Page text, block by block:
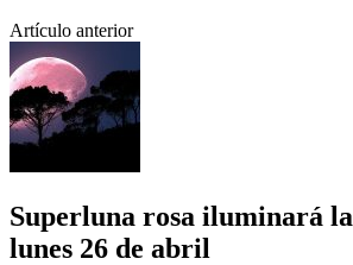
Artículo anterior
Superluna rosa iluminará la
lunes 26 de abril